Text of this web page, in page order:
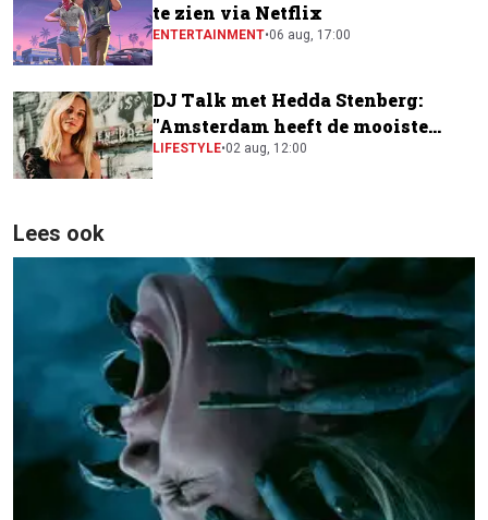
te zien via Netflix
ENTERTAINMENT•06 aug, 17:00
DJ Talk met Hedda Stenberg:
"Amsterdam heeft de mooiste
festivalscene van Europa"
LIFESTYLE•02 aug, 12:00
Lees ook